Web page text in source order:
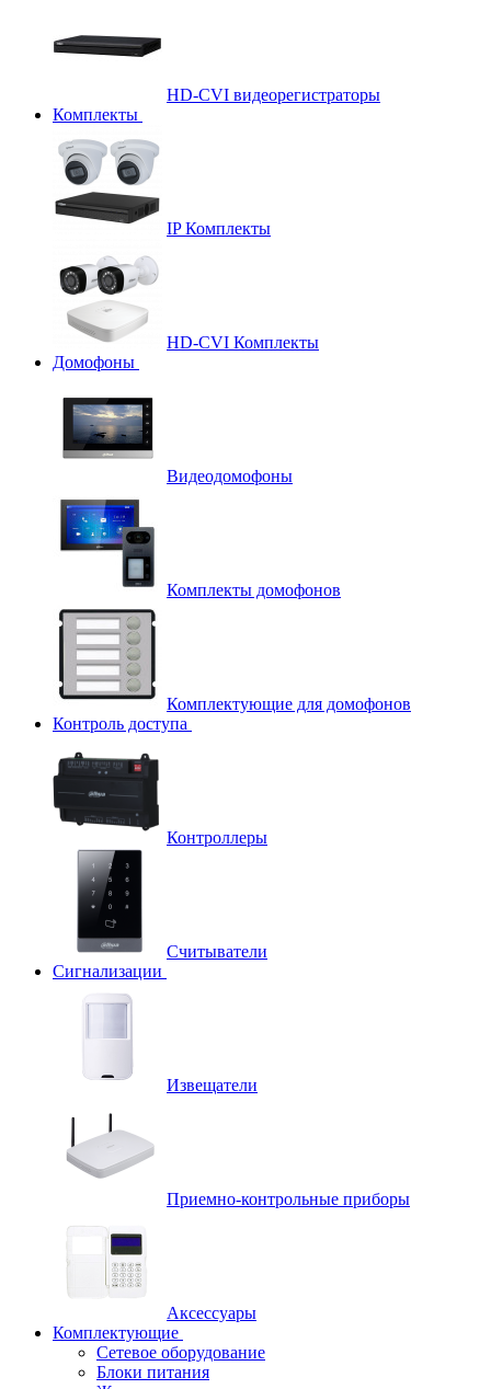
HD-CVI видеорегистраторы
Комплекты
IP Комплекты
HD-CVI Комплекты
Домофоны
Видеодомофоны
Комплекты домофонов
Комплектующие для домофонов
Контроль доступа
Контроллеры
Считыватели
Сигнализации
Извещатели
Приемно-контрольные приборы
Аксессуары
Комплектующие
Сетевое оборудование
Блоки питания